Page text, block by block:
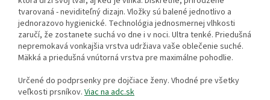
tvarovaná - neviditeľný dizajn. Vložky sú balené jednotlivo a
jednorazovo hygienické. Technológia jednosmernej vlhkosti
zaručí, že zostanete suchá vo dne i v noci. Ultra tenké. Priedušná
nepremokavá vonkajšia vrstva udržiava vaše oblečenie suché.
Mäkká a priedušná vnútorná vrstva pre maximálne pohodlie.
Určené do podprsenky pre dojčiace ženy. Vhodné pre všetky
veľkosti prsníkov. Viac na adc.sk